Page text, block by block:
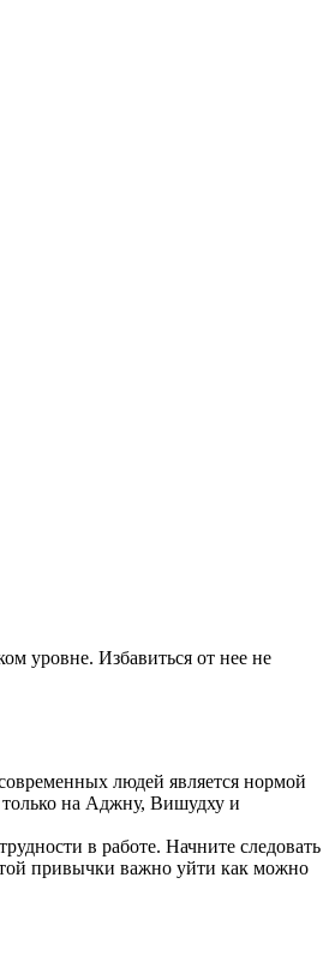
уровне. Избавиться от нее не
людей является нормой
только на Аджну, Вишудху и
в работе. Начните следовать
привычки важно уйти как можно